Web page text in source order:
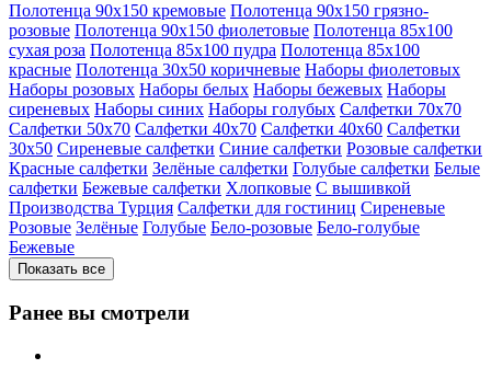
Полотенца 90х150 кремовые Полотенца 90х150 грязно-
розовые Полотенца 90х150 фиолетовые Полотенца 85х100
сухая роза Полотенца 85х100 пудра Полотенца 85х100
красные Полотенца 30х50 коричневые Наборы фиолетовых
Наборы розовых Наборы белых Наборы бежевых Наборы
сиреневых Наборы синих Наборы голубых Салфетки 70х70
Салфетки 50х70 Салфетки 40х70 Салфетки 40х60 Салфетки
30х50 Сиреневые салфетки Синие салфетки Розовые салфетки
Красные салфетки Зелёные салфетки Голубые салфетки Белые
салфетки Бежевые салфетки Хлопковые С вышивкой
Производства Турция Салфетки для гостиниц Сиреневые
Розовые Зелёные Голубые Бело-розовые Бело-голубые
Бежевые
Показать все
Ранее вы смотрели